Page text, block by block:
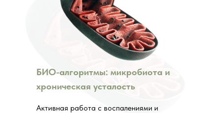
Активная работа с воспалениями и
БИО-алгоритмы: микробиота и
хроническая усталость